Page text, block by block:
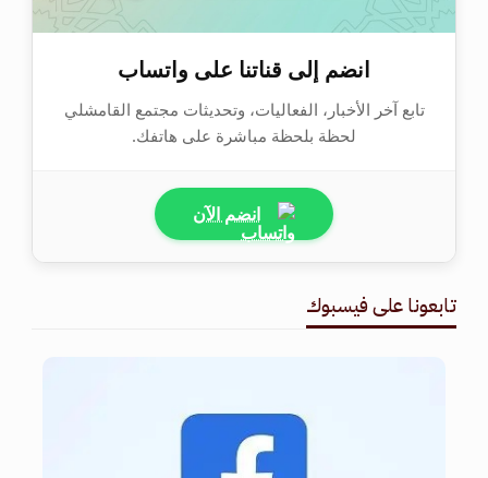
انضم إلى قناتنا على واتساب
تابع آخر الأخبار، الفعاليات، وتحديثات مجتمع القامشلي
لحظة بلحظة مباشرة على هاتفك.
انضم الآن
تابعونا على فيسبوك